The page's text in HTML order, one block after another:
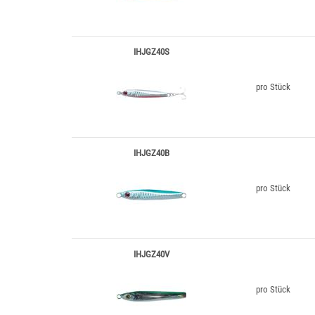
IHJGZ40S
pro Stück
IHJGZ40B
pro Stück
IHJGZ40V
pro Stück